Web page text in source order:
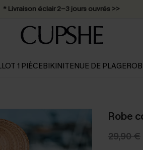
E-mail : -25% dès 4 achetés >>
1 PIÈCEBIKINITENUE DE PLAGE
Robe
29,90 €